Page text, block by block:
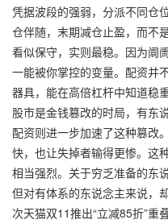
凭据波段的强弱，分派不同仓
仓伴随，末期减仓止盈，而不
看似保守，实则最稳。因为阛
一能被你掌控的变量。配资并
器具，能在高倍杠杆中知道稳
股市是金钱篡改的时局，有东
配资则进一步加速了这种篡改
快，也让失掉者输得更惨。这
相当强烈。关于穷乏准备的东
但对有体系的东说念主来说，
次天猫双11推出“立减85折”重